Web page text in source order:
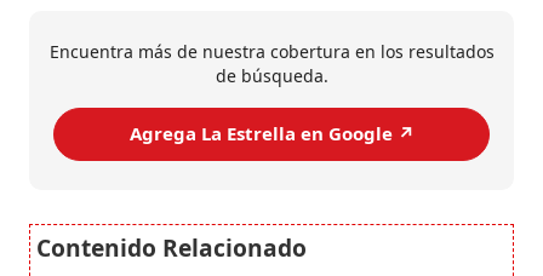
Encuentra más de nuestra cobertura en los resultados
de búsqueda.
Agrega La Estrella en Google ↗️